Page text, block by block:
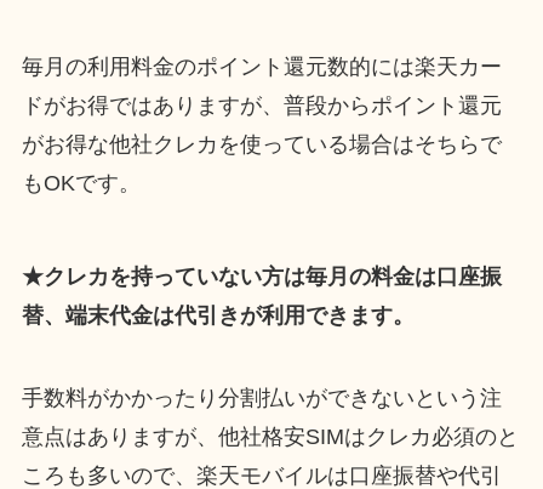
毎月の利用料金のポイント還元数的には楽天カー
ドがお得ではありますが、普段からポイント還元
がお得な他社クレカを使っている場合はそちらで
もOKです。
★クレカを持っていない方は毎月の料金は口座振
替、端末代金は代引きが利用できます。
手数料がかかったり分割払いができないという注
意点はありますが、他社格安SIMはクレカ必須のと
ころも多いので、楽天モバイルは口座振替や代引